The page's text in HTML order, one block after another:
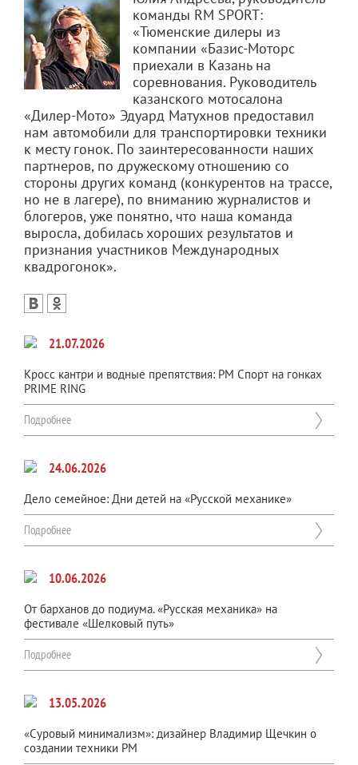
команды RM SPORT:
«Тюменские дилеры из
компании «Базис-Моторс
приехали в Казань на
соревнования. Руководитель
казанского мотосалона
«Дилер-Мото» Эдуард Матухнов предоставил
нам автомобили для транспортировки техники
к месту гонок. По заинтересованности наших
партнеров, по дружескому отношению со
стороны других команд (конкурентов на трассе,
но не в лагере), по вниманию журналистов и
блогеров, уже понятно, что наша команда
выросла, добилась хороших результатов и
признания участников Международных
квадрогонок».
21.07.2026
Кросс кантри и водные препятствия: РМ Спорт на гонках
PRIME RING
Подробнее
24.06.2026
Дело семейное: Дни детей на «Русской механике»
Подробнее
10.06.2026
От барханов до подиума. «Русская механика» на
фестивале «Шелковый путь»
Подробнее
13.05.2026
«Суровый минимализм»: дизайнер Владимир Щечкин о
создании техники РМ